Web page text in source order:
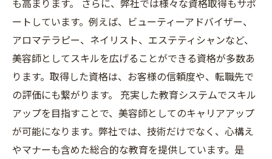
も高まります。 さらに、弊社では様々な資格取得もサポ
ートしています。例えば、ビューティーアドバイザー、
アロマテラピー、ネイリスト、エステティシャンなど、
美容師としてスキルを広げることができる資格が多数あ
ります。取得した資格は、お客様の信頼度や、転職先で
の評価にも繋がります。 充実した教育システムでスキル
アップを目指すことで、美容師としてのキャリアアップ
が可能になります。弊社では、技術だけでなく、心構え
やマナーも含めた総合的な教育を提供しています。是